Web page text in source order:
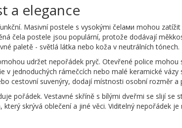
a elegance
Masivní postele s vysokými čelaми mohou
čela postele jsou populární, protože dodávají
paletě - světlá látka nebo koža v neutrálních tónech.
udržet nepořádek pryč. Otevřené police mohou
jednoduchých rámečcích nebo malé keramické vázy
cestovní suvenýry, dodají místnosti osobní rozměr a
pořádek. Vestavné skříně s bílými dveřmi se slijí se
skrývá oblečení a jiné věci. Viditelný nepořádek